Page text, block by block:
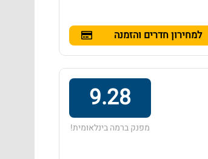
למחירון חדרים והזמנה
9.28
מפנק ברמה בינלאומית!